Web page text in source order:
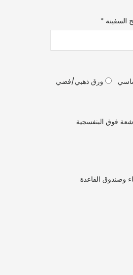
*
ورق ذهبي/فضي
فوق البنفسجية
وصندوق القاعدة